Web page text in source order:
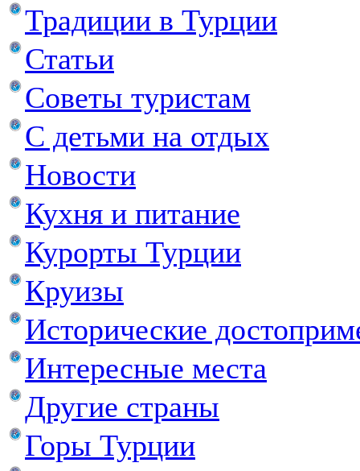
Традиции в Турции
Статьи
Советы туристам
С детьми на отдых
Новости
Кухня и питание
Курорты Турции
Круизы
Исторические
Интересные места
Другие страны
Горы Турции